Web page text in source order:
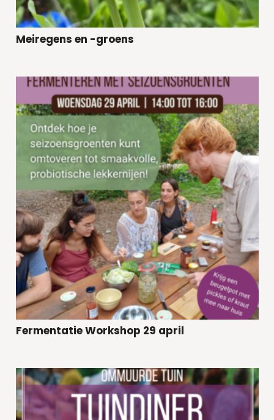
Meiregens en -groens
Fermentatie Workshop 29 april